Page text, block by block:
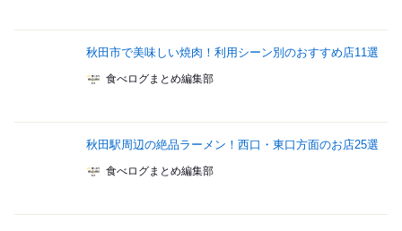
秋田市で美味しい焼肉！利用シーン別のおすすめ店11選
食べログまとめ編集部
秋田駅周辺の絶品ラーメン！西口・東口方面のお店25選
食べログまとめ編集部